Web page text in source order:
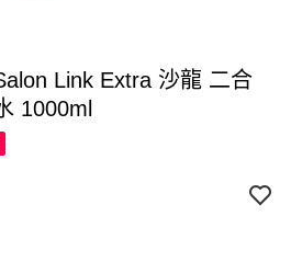
Link Extra 沙龍 二合
1000ml